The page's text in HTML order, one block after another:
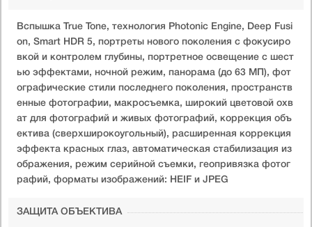
Вспышка True Tone, технология Photonic Engine, Deep Fusi
on, Smart HDR 5, портреты нового поколения с фокусиро
вкой и контролем глубины, портретное освещение с шест
ью эффектами, ночной режим, панорама (до 63 МП), фот
ографические стили последнего поколения, пространств
енные фотографии, макросъемка, широкий цветовой охв
ат для фотографий и живых фотографий, коррекция объ
ектива (сверхширокоугольный), расширенная коррекция
эффекта красных глаз, автоматическая стабилизация из
ображения, режим серийной съемки, геопривязка фотог
рафий, форматы изображений: HEIF и JPEG
ЗАЩИТА ОБЪЕКТИВА